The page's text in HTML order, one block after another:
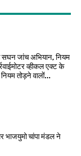
जांच अभियान, नियम
व्हीकल एक्ट के
तोड़ने वालों...
भाजयुमो चांपा मंडल ने